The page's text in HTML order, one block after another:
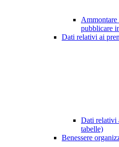
Ammontare
pubblicare
Dati relativi ai
Dati relativi
tabelle)
Benessere